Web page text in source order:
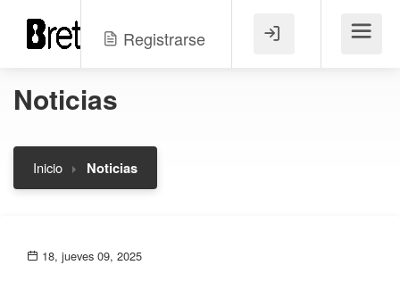
Registrarse Menú
Noticias
Inicio Noticias
18, jueves 09, 2025